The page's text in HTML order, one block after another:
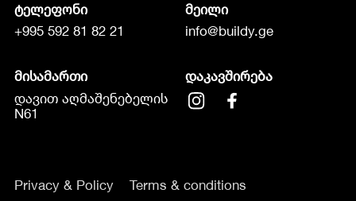
ტელეფონი
+995 592 81 82 21
მეილი
info@buildy.ge
მისამართი
დავით აღმაშენებელის
N61
დაკავშირება
Privacy & Policy Terms & conditions